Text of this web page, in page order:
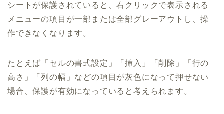
シートが保護されていると、右クリックで表示される
メニューの項目が一部または全部グレーアウトし、操
作できなくなります。
たとえば「セルの書式設定」「挿入」「削除」「行の
高さ」「列の幅」などの項目が灰色になって押せない
場合、保護が有効になっていると考えられます。